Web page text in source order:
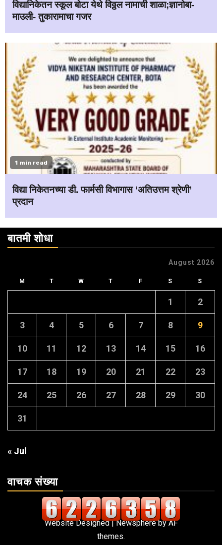
विद्यानिकेतन स्कूल बोटा येथे विठ्ठल नामाची शाळा;ज्ञानोबा-
माउली- तुकारामाचा गजर
1 min read
विद्या निकेतनच्या डी. फार्मसी विभागास ‘अतिउत्तम श्रेणी’
प्रदान
बातमी शोधा
August 2026
M T W T F S S
1 2
3 4 5 6 7 8 9
10 11 12 13 14 15 16
17 18 19 20 21 22 23
24 25 26 27 28 29 30
31
« Jul
वाचक संख्या
Website Designed|Newsphereby AF
themes.